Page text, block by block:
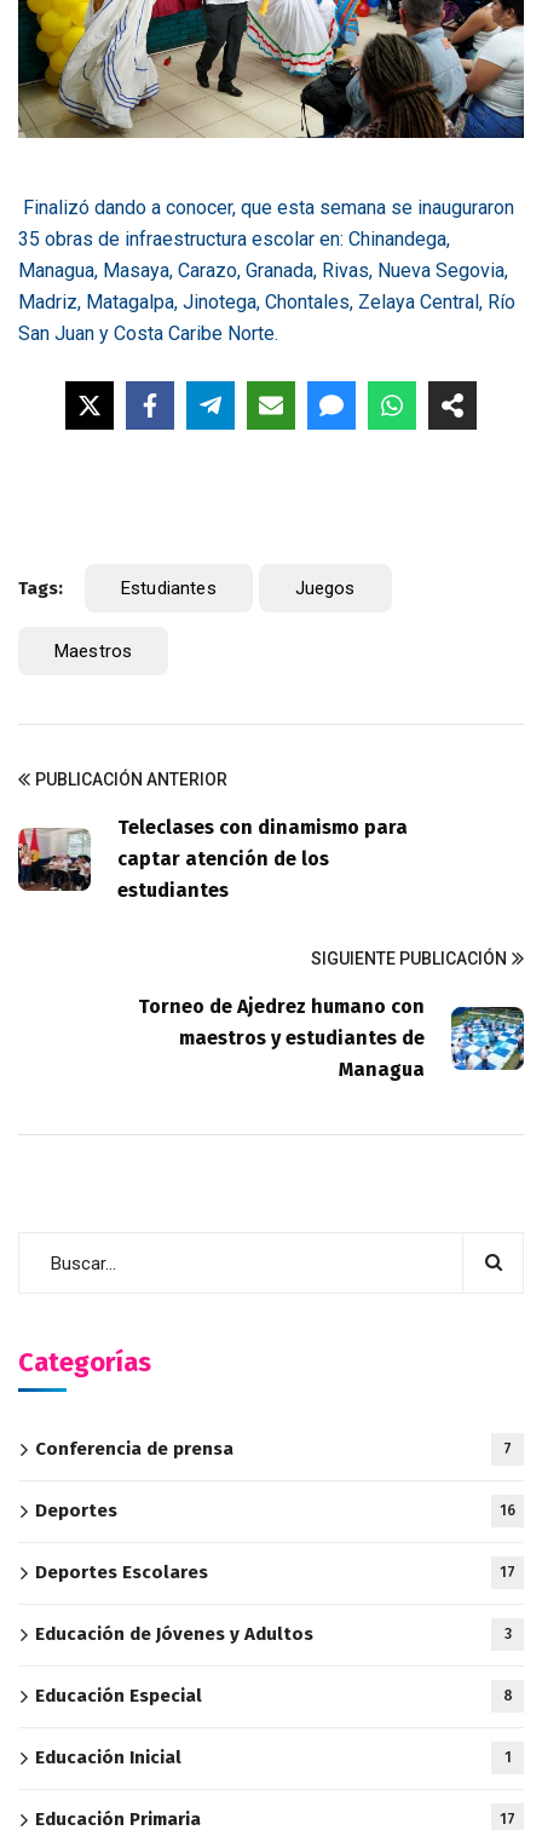
Finalizó dando a conocer, que esta semana se inauguraron
35 obras de infraestructura escolar en: Chinandega,
Managua, Masaya, Carazo, Granada, Rivas, Nueva Segovia,
Madriz, Matagalpa, Jinotega, Chontales, Zelaya Central, Río
San Juan y Costa Caribe Norte.
Tags: Estudiantes Juegos
Maestros
PUBLICACIÓN ANTERIOR
Teleclases con dinamismo para
captar atención de los
estudiantes
SIGUIENTE PUBLICACIÓN
Torneo de Ajedrez humano con
maestros y estudiantes de
Managua
Categorías
Conferencia de prensa 7
Deportes 16
Deportes Escolares 17
Educación de Jóvenes y Adultos 3
Educación Especial 8
Educación Inicial 1
Educación Primaria 17